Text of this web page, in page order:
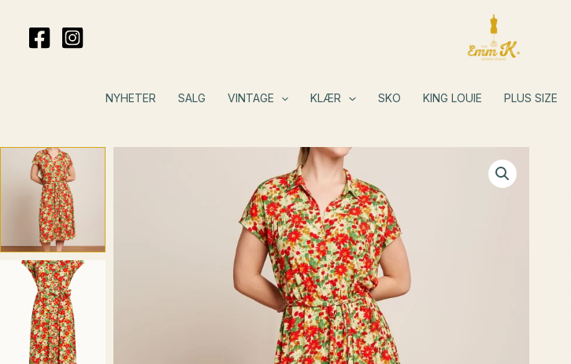
NYHETER SALG VINTAGE KLÆR SKO KING LOUIE PLUS SIZE